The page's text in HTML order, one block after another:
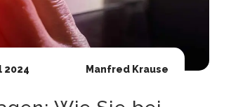
2024 Manfred Krause